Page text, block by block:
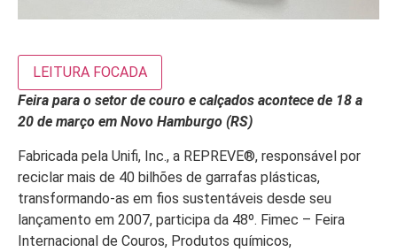
LEITURA FOCADA
Feira para o setor de couro e calçados acontece de 18 a
20 de março em Novo Hamburgo (RS)
Fabricada pela Unifi, Inc., a REPREVE®, responsável por
reciclar mais de 40 bilhões de garrafas plásticas,
transformando-as em fios sustentáveis​​ desde seu
lançamento em 2007, participa da 48º. Fimec – Feira
Internacional de Couros, Produtos químicos,